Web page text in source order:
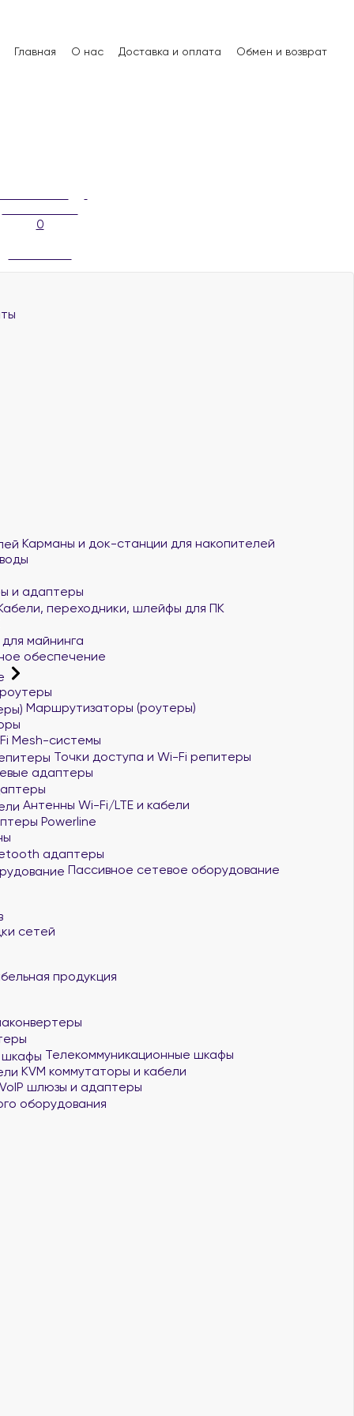
Главная О нас Доставка и оплата Обмен и возврат
0
Карманы и док-станции для накопителей
и адаптеры
переходники, шлейфы для ПК
майнинга
обеспечение
Маршрутизаторы (роутеры)
Mesh-системы
Точки доступа и Wi-Fi репитеры
адаптеры
Антенны Wi-Fi/LTE и кабели
Powerline
адаптеры
Пассивное сетевое оборудование
сетей
продукция
Телекоммуникационные шкафы
KVM коммутаторы и кабели
VoIP шлюзы и адаптеры
оборудования